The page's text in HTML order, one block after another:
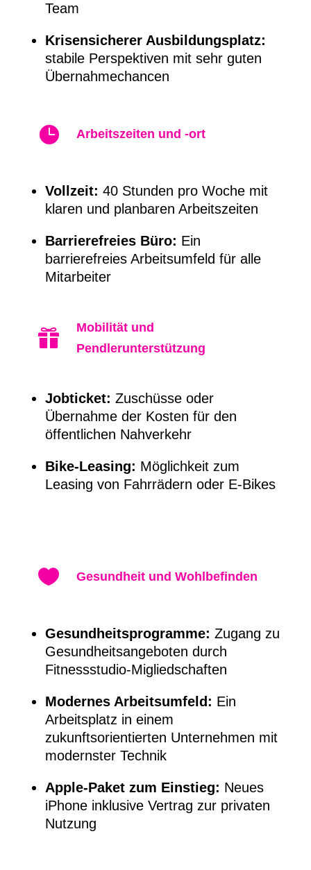
Team
Krisensicherer Ausbildungsplatz:
stabile Perspektiven mit sehr guten
Übernahmechancen
 Arbeitszeiten und -ort
Vollzeit: 40 Stunden pro Woche mit
klaren und planbaren Arbeitszeiten
Barrierefreies Büro: Ein
barrierefreies Arbeitsumfeld für alle
Mitarbeiter

Mobilität und
Pendlerunterstützung
Jobticket: Zuschüsse oder
Übernahme der Kosten für den
öffentlichen Nahverkehr
Bike-Leasing: Möglichkeit zum
Leasing von Fahrrädern oder E-Bikes
 Gesundheit und Wohlbefinden
Gesundheitsprogramme: Zugang zu
Gesundheitsangeboten durch
Fitnessstudio-Migliedschaften
Modernes Arbeitsumfeld: Ein
Arbeitsplatz in einem
zukunftsorientierten Unternehmen mit
modernster Technik
Apple-Paket zum Einstieg: Neues
iPhone inklusive Vertrag zur privaten
Nutzung